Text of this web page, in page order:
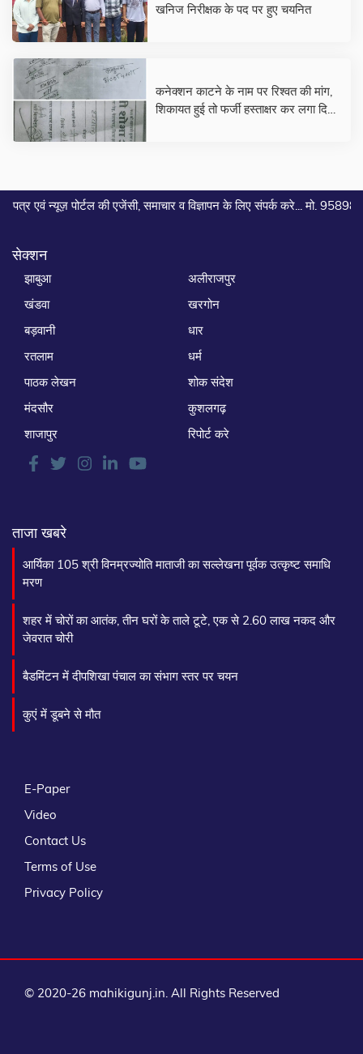
खनिज निरीक्षक के पद पर हुए चयनित
कनेक्शन काटने के नाम पर रिश्वत की मांग,
शिकायत हुई तो फर्जी हस्ताक्षर कर लगा दिया
की एजेंसी, समाचार व विज्ञापन के लिए संपर्क करे... मो. 9589882798 |
सेक्शन
झाबुआ
अलीराजपुर
खंडवा
खरगोन
बड़वानी
धार
रतलाम
धर्म
पाठक लेखन
शोक संदेश
मंदसौर
कुशलगढ़
शाजापुर
रिपोर्ट करे
ताजा खबरे
आर्यिका 105 श्री विनम्रज्योति माताजी का सल्लेखना पूर्वक उत्कृष्ट समाधि
मरण
शहर में चोरों का आतंक, तीन घरों के ताले टूटे, एक से 2.60 लाख नकद और
जेवरात चोरी
बैडमिंटन में दीपशिखा पंचाल का संभाग स्तर पर चयन
कुएं में डूबने से मौत
E-Paper
Video
Contact Us
Terms of Use
Privacy Policy
© 2020-26 mahikigunj.in. All Rights Reserved